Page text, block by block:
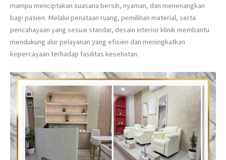
mampu menciptakan suasana bersih, nyaman, dan menenangkan
bagi pasien. Melalui penataan ruang, pemilihan material, serta
pencahayaan yang sesuai standar, desain interior klinik membantu
mendukung alur pelayanan yang efisien dan meningkatkan
kepercayaan terhadap fasilitas kesehatan.